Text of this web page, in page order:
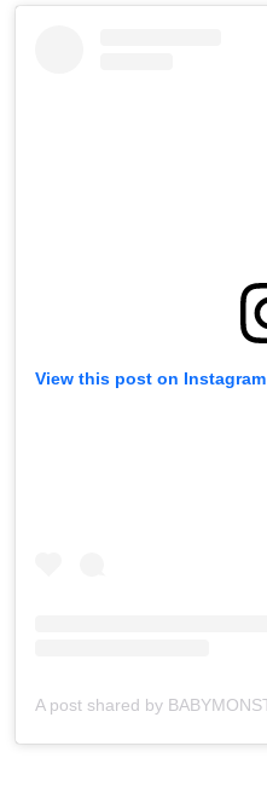
View this post on Instagram